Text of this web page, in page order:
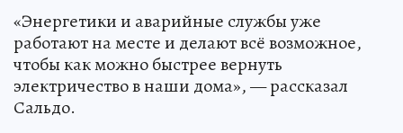
«Энергетики и аварийные службы уже
работают на месте и делают всё возможное,
чтобы как можно быстрее вернуть
электричество в наши дома», — рассказал
Сальдо.